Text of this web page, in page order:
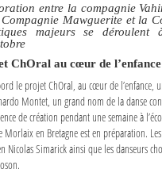
entre la compagnie
Mawguerite et la
majeurs se
ChOral au cœur de
le projet ChOral, au cœur de l’enfance,
Montet, un grand nom de la danse
de création pendant une semaine à
Morlaix en Bretagne est en préparation.
Nicolas Simarick ainsi que les danseurs